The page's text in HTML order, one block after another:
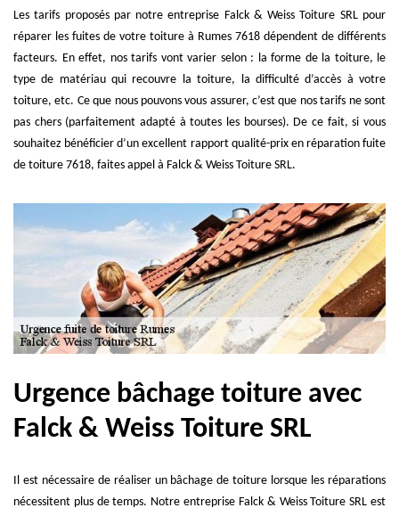
Les tarifs proposés par notre entreprise Falck & Weiss Toiture SRL pour
réparer les fuites de votre toiture à Rumes 7618 dépendent de différents
facteurs. En effet, nos tarifs vont varier selon : la forme de la toiture, le
type de matériau qui recouvre la toiture, la difficulté d’accès à votre
toiture, etc. Ce que nous pouvons vous assurer, c’est que nos tarifs ne sont
pas chers (parfaitement adapté à toutes les bourses). De ce fait, si vous
souhaitez bénéficier d’un excellent rapport qualité-prix en réparation fuite
de toiture 7618, faites appel à Falck & Weiss Toiture SRL.
Urgence bâchage toiture avec
Falck & Weiss Toiture SRL
Il est nécessaire de réaliser un bâchage de toiture lorsque les réparations
nécessitent plus de temps. Notre entreprise Falck & Weiss Toiture SRL est